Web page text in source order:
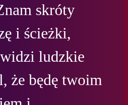
skróty
i ścieżki,
ludzkie
że będę twoim